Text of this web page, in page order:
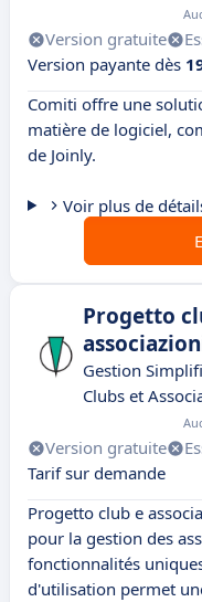
Version gratuite
Version payante dès
Comiti offre une
matière de logiciel,
de Joinly.
Voir plus de
Progetto
Gestion
Clubs et
Version gratuite
Tarif sur demande
Progetto club e
pour la gestion des
fonctionnalités
d'utilisation permet